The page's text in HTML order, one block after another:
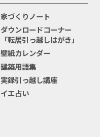
家づくりノート
ダウンロードコーナー
「転居引っ越しはがき」
壁紙カレンダー
建築用語集
実録引っ越し講座
イエ占い